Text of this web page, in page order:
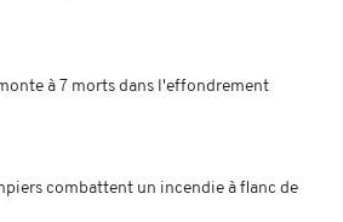
à 7 morts dans l'effondrement
combattent un incendie à flanc de